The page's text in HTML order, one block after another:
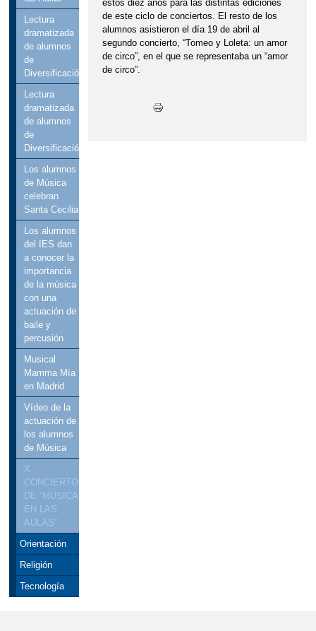
Lectura
dramatizada
de alumnos
de
Diversificación
Lectura
dramatizada
de alumnos
de
Diversificación
Los alumnos
de Música
celebran
Santa Cecilia
Los alumnos
del IES dan
a conocer la
importancia
de la música
con una
actuación de
baile y
percusión
Musical
Mamma Mía
en Madrid
Vídeo de la
actuación de
los alumnos
de Música
X
CONCIERTO
DE “MÚSICA
EN LAS
AULAS"
Orientación
Religión
Tecnología
estos diez años para las distintas ediciones
de este ciclo de conciertos. El resto de los
alumnos asistieron el día 19 de abril al
segundo concierto, “Tomeo y Loleta: un amor
de circo”, en el que se representaba un “amor
de circo”.